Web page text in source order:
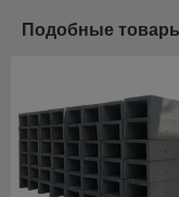
Подобные